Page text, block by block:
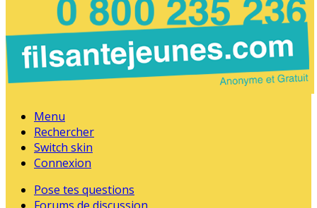
Menu
Rechercher
Switch skin
Connexion
Pose tes questions